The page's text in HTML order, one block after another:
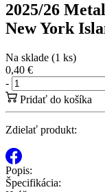
2025/26
New York
Na sklade (1 ks)
0,40 €
-
Pridať do košíka
Zdielať produkt:
Popis:
Špecifikácia: